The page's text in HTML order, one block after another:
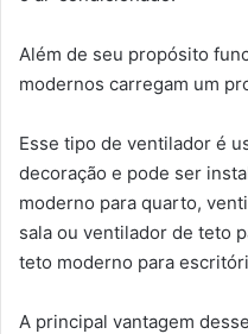
Além de seu propósito
modernos carregam um
Esse tipo de ventilador é
decoração e pode ser
moderno para quarto,
sala ou ventilador de teto
teto moderno para
A principal vantagem